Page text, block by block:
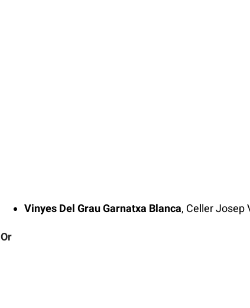
Vinyes Del Grau Garnatxa Blanca, Celler Josep
Or